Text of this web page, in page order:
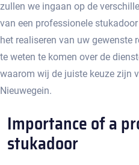
zullen we ingaan op de
van een professionele
het realiseren van uw gewenste
te weten te komen over de
waarom wij de juiste keuze zijn
Nieuwegein.
Importance of a
stukadoor